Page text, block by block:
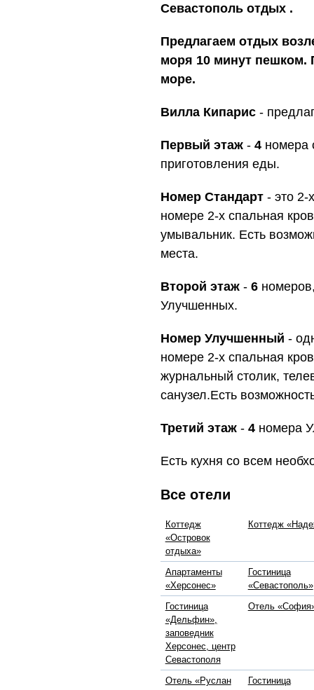
Севастополь отдых .
Предлагаем отдых
моря 10 минут пешком.
море.
Вилла Кипарис -
Первый этаж - 4 номера
приготовления еды.
Номер Стандарт - это 2-
номере 2-х спальная
умывальник. Есть
места.
Второй этаж - 6
Улучшенных.
Номер Улучшенный -
номере 2-х спальная
журнальный столик,
санузел.Есть
Третий этаж - 4 номера
Есть кухня со всем
Все отели
Коттедж
«Островок
отдыха»
Коттедж
Апартаменты
«Херсонес»
Гостиница
«Севастополь»
Гостиница
«Дельфин»,
заповедник
Херсонес, центр
Севастополя
Отель
Отель «Руслан
Гостиница